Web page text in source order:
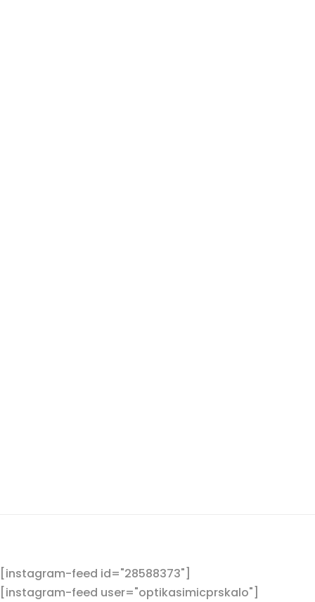
[instagram-feed id="28588373"]
[instagram-feed user="optikasimicprskalo"]